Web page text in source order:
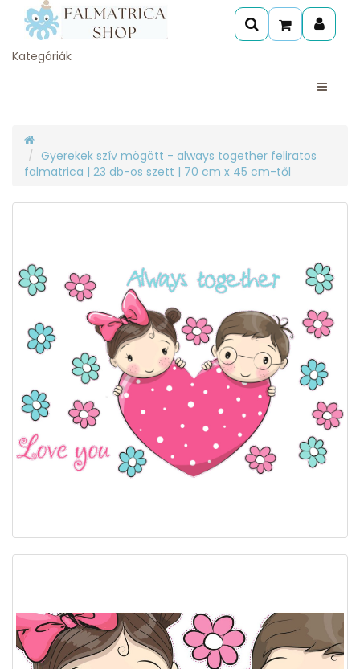
Kategóriák
Gyerekek szív mögött - always together feliratos
falmatrica | 23 db-os szett | 70 cm x 45 cm-től